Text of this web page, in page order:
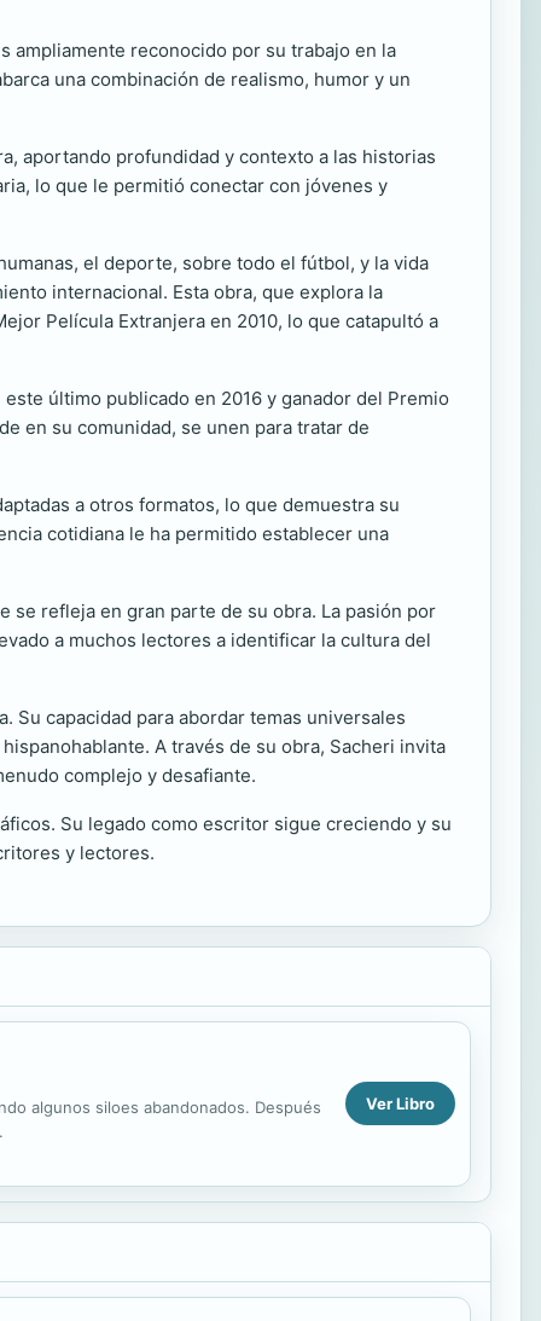
ampliamente reconocido por su trabajo en la
una combinación de realismo, humor y un
aportando profundidad y contexto a las historias
lo que le permitió conectar con jóvenes y
el deporte, sobre todo el fútbol, y la vida
internacional. Esta obra, que explora la
Película Extranjera en 2010, lo que catapultó a
este último publicado en 2016 y ganador del Premio
en su comunidad, se unen para tratar de
a otros formatos, lo que demuestra su
cotidiana le ha permitido establecer una
se refleja en gran parte de su obra. La pasión por
a muchos lectores a identificar la cultura del
Su capacidad para abordar temas universales
A través de su obra, Sacheri invita
complejo y desafiante.
Su legado como escritor sigue creciendo y su
y lectores.
algunos siloes abandonados. Después
Ver Libro